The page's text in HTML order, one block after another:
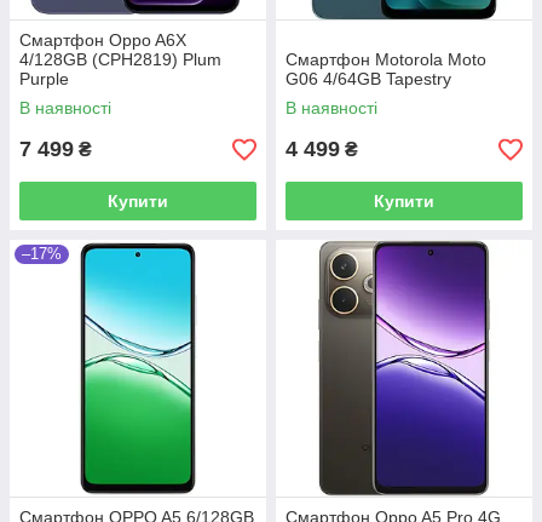
Смартфон Oppo A6X
4/128GB (CPH2819) Plum
Purple
В наявності
7 499 ₴
Купити
Смартфон Motorola Moto
G06 4/64GB Tapestry
В наявності
4 499 ₴
Купити
–17%
Смартфон OPPO A5 6/128GB
Смартфон Oppo A5 Pro 4G